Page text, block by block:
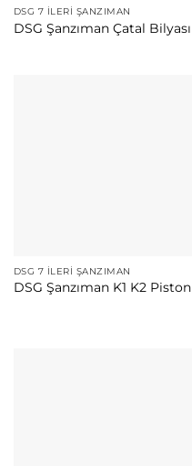
DSG 7 İLERI ŞANZIMAN
DSG Şanzıman Çatal Bilyası
DSG 7 İLERI ŞANZIMAN
DSG Şanzıman K1 K2 Piston